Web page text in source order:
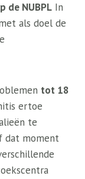
de NUBPL In
als doel de
tot 18
ertoe
te
dat moment